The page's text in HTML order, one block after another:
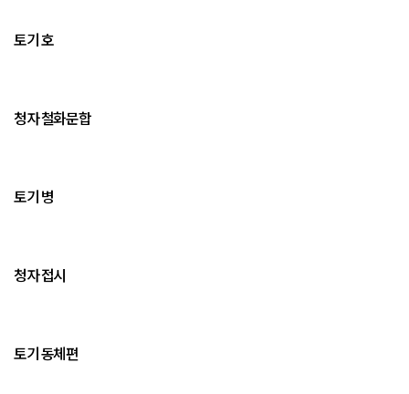
토기 호
청자 철화문합
토기 병
청자 접시
토기 동체편